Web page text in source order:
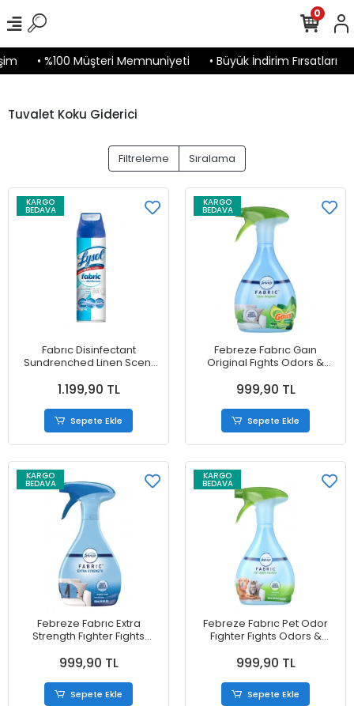
• %100 Müşteri Memnuniyeti • Büyük İndirim Fırsatları
0
Tuvalet Koku Giderici
Filtreleme Sıralama
KARGO
BEDAVA
Fabrıc Disinfectant
Sundrenched Linen Scent
Koku Giderici Sprey 425 g
1.199,90 TL
Sepete Ekle
KARGO
BEDAVA
Febreze Fabrıc Gaın
Original Fıghts Odors &
With Gain Scent 700 ml
999,90 TL
Sepete Ekle
KARGO
BEDAVA
Febreze Fabrıc Extra
Strength Fıghter Fıghts
Scent Fabric Refresher 700
ml
999,90 TL
Sepete Ekle
KARGO
BEDAVA
Febreze Fabrıc Pet Odor
Fıghter Fıghts Odors &
Refresher 700 ml
999,90 TL
Sepete Ekle